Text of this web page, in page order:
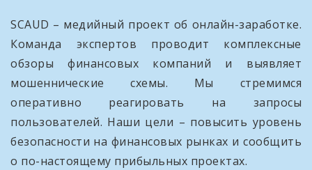
SCAUD – медийный проект об онлайн-заработке.
Команда экспертов проводит комплексные
обзоры финансовых компаний и выявляет
мошеннические схемы. Мы стремимся
оперативно реагировать на запросы
пользователей. Наши цели – повысить уровень
безопасности на финансовых рынках и сообщить
о по-настоящему прибыльных проектах.